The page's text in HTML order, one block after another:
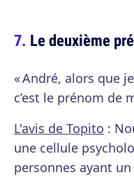
Le deuxième
« André, alors que
c’est le prénom de
L'avis de Topito :
une cellule
personnes ayant